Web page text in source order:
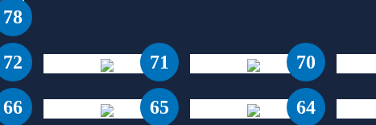
78
72 71 70
66 65 64